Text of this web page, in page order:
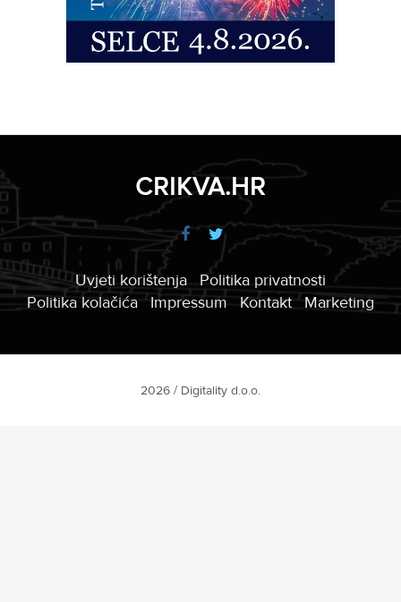
CRIKVA.HR
Uvjeti korištenja
Politika privatnosti
Politika kolačića
Impressum Kontakt Marketing
2026 / Digitality d.o.o.